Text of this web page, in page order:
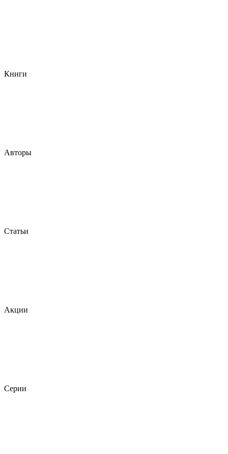
Книги
Авторы
Статьи
Акции
Серии